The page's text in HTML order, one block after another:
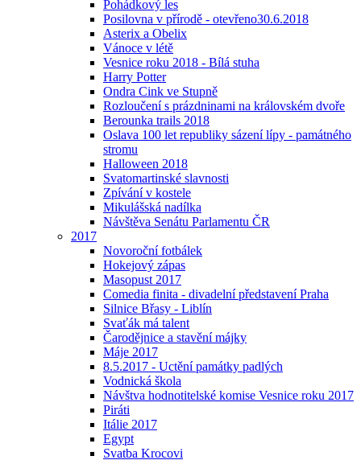
Pohádkový les
Posilovna v přírodě - otevřeno30.6.2018
Asterix a Obelix
Vánoce v létě
Vesnice roku 2018 - Bílá stuha
Harry Potter
Ondra Cink ve Stupně
Rozloučení s prázdninami na královském dvoře
Berounka trails 2018
Oslava 100 let republiky sázení lípy - památného
stromu
Halloween 2018
Svatomartinské slavnosti
Zpívání v kostele
Mikulášská nadílka
Návštěva Senátu Parlamentu ČR
2017
Novoroční fotbálek
Hokejový zápas
Masopust 2017
Comedia finita - divadelní představení Praha
Silnice Břasy - Liblín
Svaťák má talent
Čarodějnice a stavění májky
Máje 2017
8.5.2017 - Uctění památky padlých
Vodnická škola
Návštva hodnotitelské komise Vesnice roku 2017
Piráti
Itálie 2017
Egypt
Svatba Krocovi